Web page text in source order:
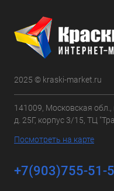
2025 © kraski-market.ru
141009, Московская
д. 25Г, корпус 3/15, ТЦ
Посмотреть на карте
+7(903)755-51-